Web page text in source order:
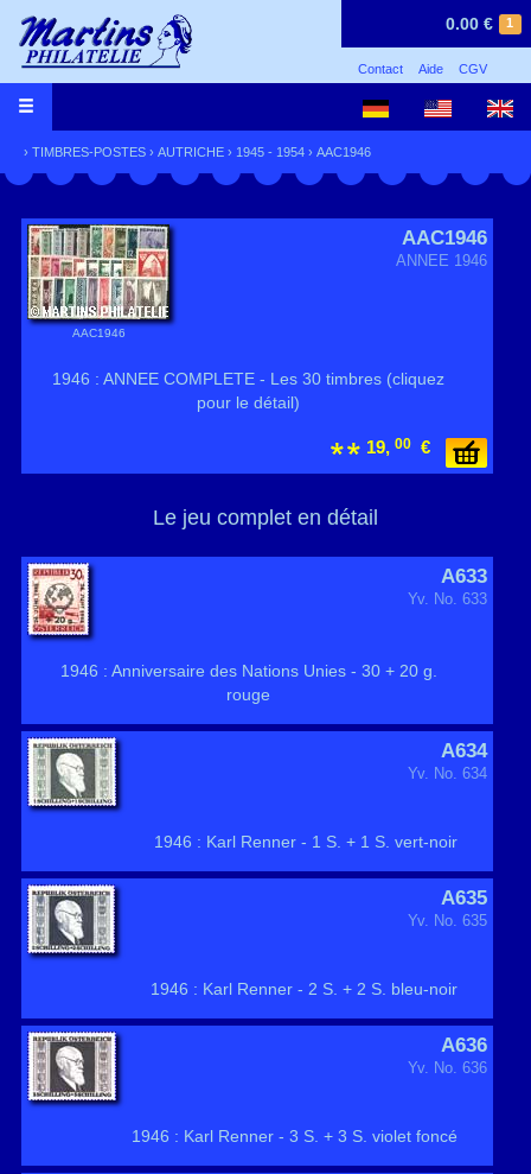
1
0.00 €
Contact Aide CGV
› TIMBRES-POSTES › AUTRICHE › 1945 - 1954 › AAC1946
AAC1946
AAC1946
ANNEE 1946
1946 : ANNEE COMPLETE - Les 30 timbres (cliquez
pour le détail)
19, 00 €
Le jeu complet en détail
A633
Yv. No. 633
1946 : Anniversaire des Nations Unies - 30 + 20 g.
rouge
A634
Yv. No. 634
1946 : Karl Renner - 1 S. + 1 S. vert-noir
A635
Yv. No. 635
1946 : Karl Renner - 2 S. + 2 S. bleu-noir
A636
Yv. No. 636
1946 : Karl Renner - 3 S. + 3 S. violet foncé